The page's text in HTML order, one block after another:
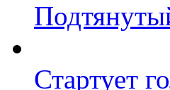
Стартует